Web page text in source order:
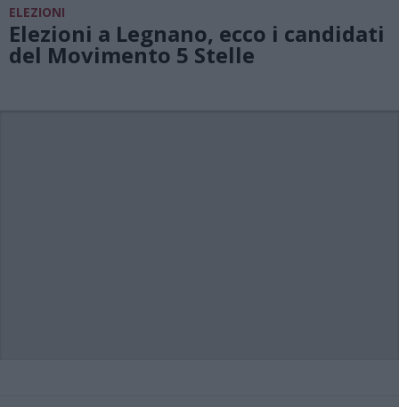
ELEZIONI
Elezioni a Legnano, ecco i candidati
del Movimento 5 Stelle